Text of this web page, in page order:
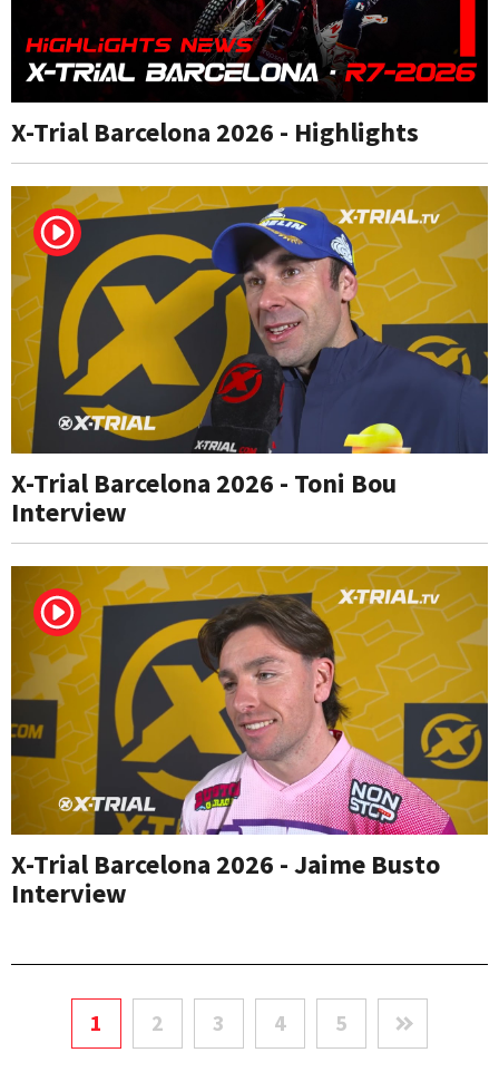
X-Trial Barcelona 2026 - Highlights
X-Trial Barcelona 2026 - Toni Bou
Interview
X-Trial Barcelona 2026 - Jaime Busto
Interview
1 2 3 4 5